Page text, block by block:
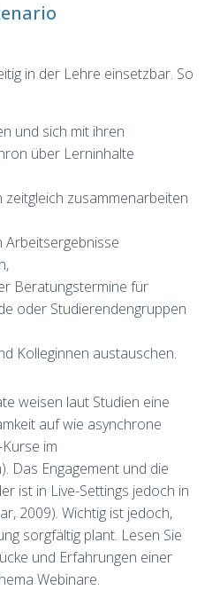
in der Lehre einsetzbar. So
und sich mit ihren
über Lerninhalte
zusammenarbeiten
Beratungstermine für
oder Studierendengruppen
Kolleginnen austauschen.
weisen laut Studien eine
auf wie asynchrone
im
Das Engagement und die
ist in Live-Settings jedoch in
2009). Wichtig ist jedoch,
sorgfältig plant. Lesen Sie
und Erfahrungen einer
Webinare.